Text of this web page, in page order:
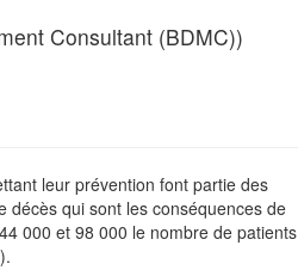
Consultant (BDMC))
leur prévention font partie des
décès qui sont les conséquences de
000 et 98 000 le nombre de patients